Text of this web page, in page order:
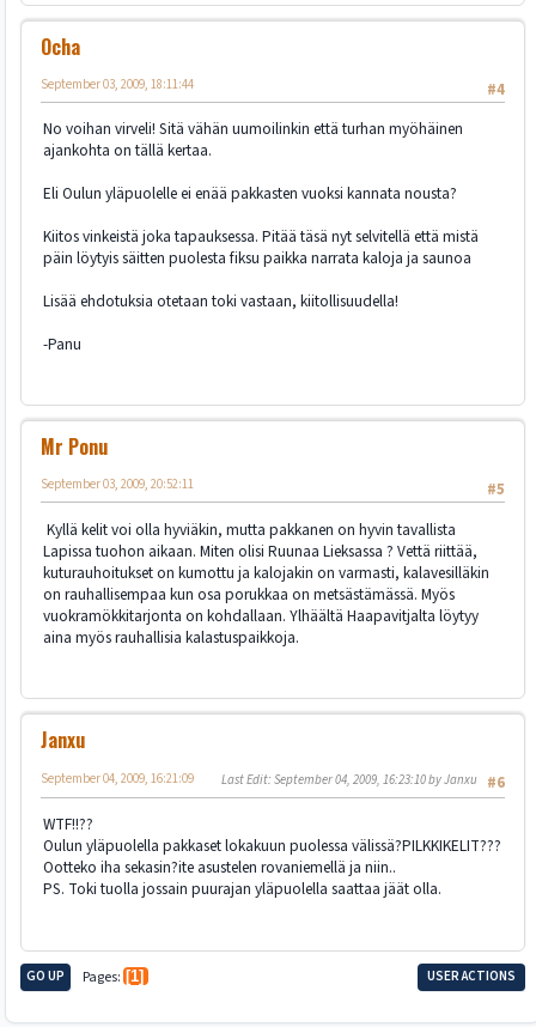
Ocha
#4
September 03, 2009, 18:11:44
No voihan virveli! Sitä vähän uumoilinkin että turhan myöhäinen
ajankohta on tällä kertaa.
Eli Oulun yläpuolelle ei enää pakkasten vuoksi kannata nousta?
Kiitos vinkeistä joka tapauksessa. Pitää täsä nyt selvitellä että mistä
päin löytyis säitten puolesta fiksu paikka narrata kaloja ja saunoa
Lisää ehdotuksia otetaan toki vastaan, kiitollisuudella!
-Panu
Mr Ponu
#5
September 03, 2009, 20:52:11
Kyllä kelit voi olla hyviäkin, mutta pakkanen on hyvin tavallista
Lapissa tuohon aikaan. Miten olisi Ruunaa Lieksassa ? Vettä riittää,
kuturauhoitukset on kumottu ja kalojakin on varmasti, kalavesilläkin
on rauhallisempaa kun osa porukkaa on metsästämässä. Myös
vuokramökkitarjonta on kohdallaan. Ylhäältä Haapavitjalta löytyy
aina myös rauhallisia kalastuspaikkoja.
Janxu
#6
September 04, 2009, 16:21:09 Last Edit: September 04, 2009, 16:23:10 by Janxu
WTF!!??
Oulun yläpuolella pakkaset lokakuun puolessa välissä?PILKKIKELIT???
Ootteko iha sekasin?ite asustelen rovaniemellä ja niin..
PS. Toki tuolla jossain puurajan yläpuolella saattaa jäät olla.
GO UP Pages 1 USER ACTIONS